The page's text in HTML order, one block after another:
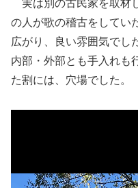
実は別の古民家を取材
の人が歌の稽古をしてい
広がり、良い雰囲気でし
内部・外部とも手入れも
た割には、穴場でした。